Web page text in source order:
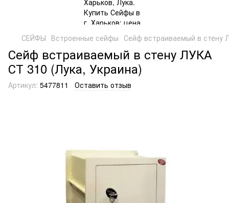
СЕЙФЫ Встроенные сейфы Сейф встраиваемый в стену
Сейф встраиваемый в стену ЛУКА
СТ 310 (Лука, Украина)
Артикул: 5477811 Оставить отзыв